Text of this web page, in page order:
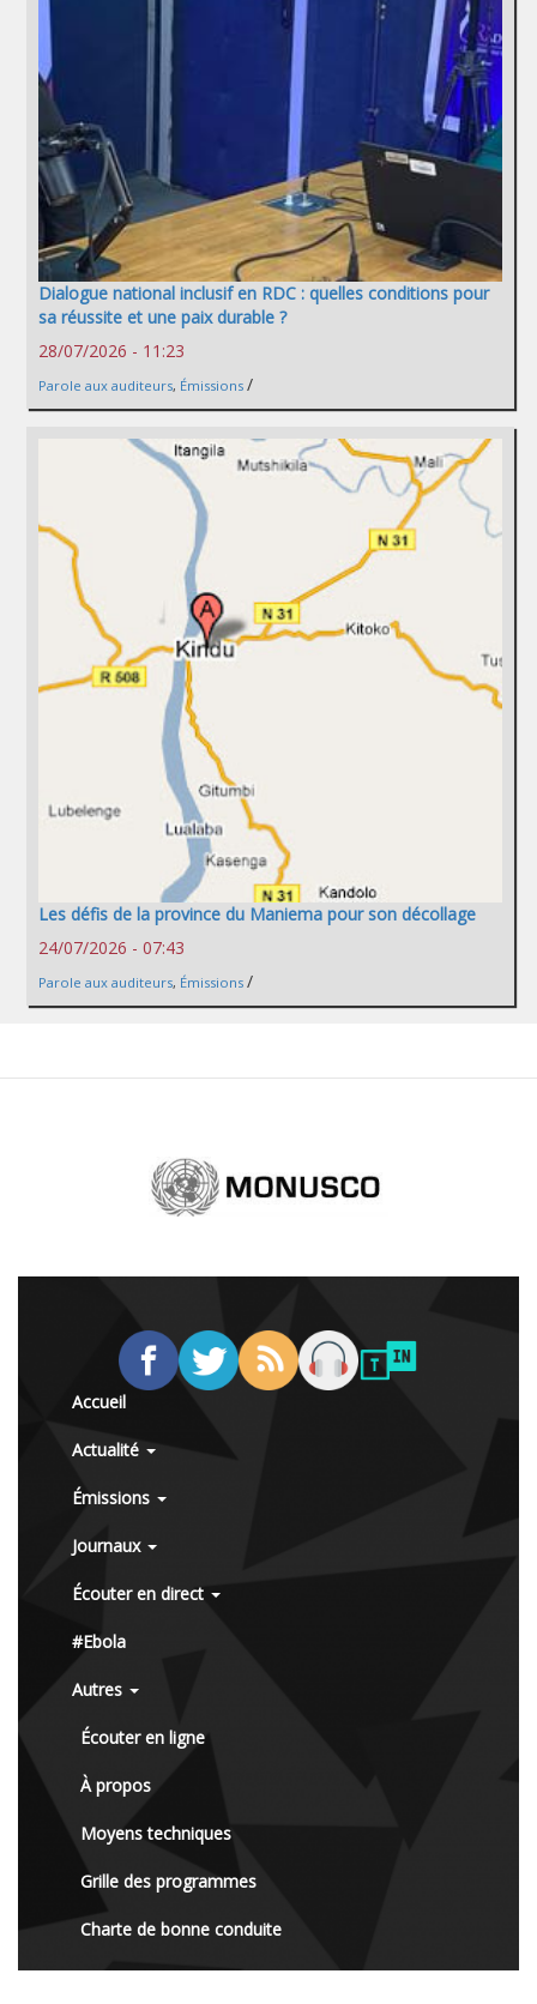
Dialogue national inclusif en RDC : quelles conditions pour
sa réussite et une paix durable ?
28/07/2026 - 11:23
Parole aux auditeurs, Émissions /
Les défis de la province du Maniema pour son décollage
24/07/2026 - 07:43
Parole aux auditeurs, Émissions /
Accueil
Actualité
Émissions
Journaux
Écouter en direct
#Ebola
Autres
Écouter en ligne
À propos
Moyens techniques
Grille des programmes
Charte de bonne conduite
Contact